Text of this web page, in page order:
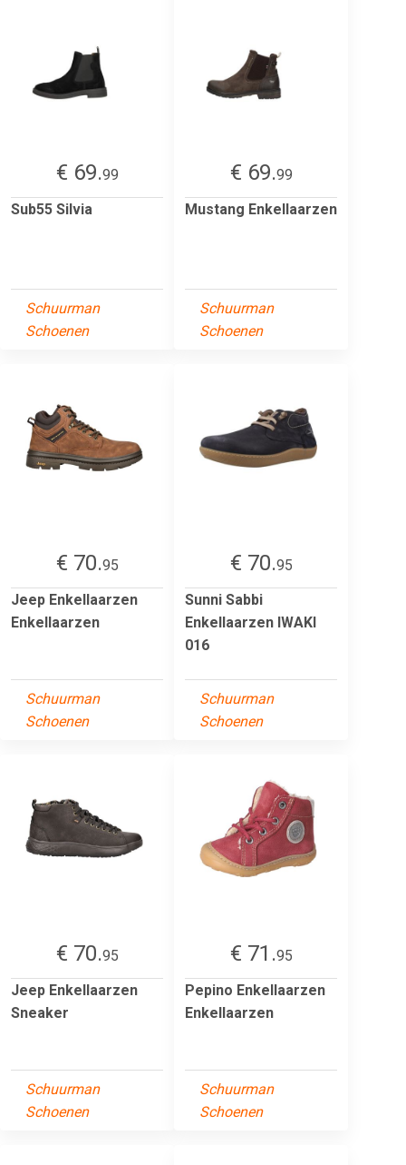
€ 69.99
Sub55 Silvia
Schuurman
Schoenen
€ 69.99
Mustang Enkellaarzen
Schuurman
Schoenen
€ 70.95
Jeep Enkellaarzen
Enkellaarzen
Schuurman
Schoenen
€ 70.95
Sunni Sabbi
Enkellaarzen IWAKI
016
Schuurman
Schoenen
€ 70.95
Jeep Enkellaarzen
Sneaker
Schuurman
Schoenen
€ 71.95
Pepino Enkellaarzen
Enkellaarzen
Schuurman
Schoenen